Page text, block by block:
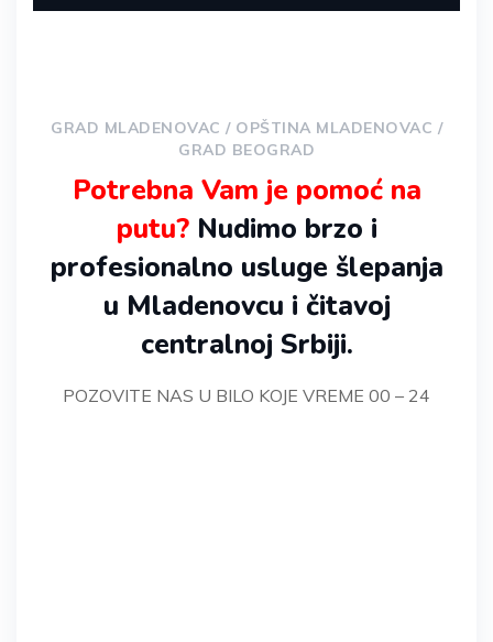
GRAD MLADENOVAC / OPŠTINA MLADENOVAC /
GRAD BEOGRAD
Potrebna Vam je pomoć na
putu?Nudimo brzo i
profesionalno usluge šlepanja
u Mladenovcu i čitavoj
centralnoj Srbiji.
POZOVITE NAS U BILO KOJE VREME 00 – 24